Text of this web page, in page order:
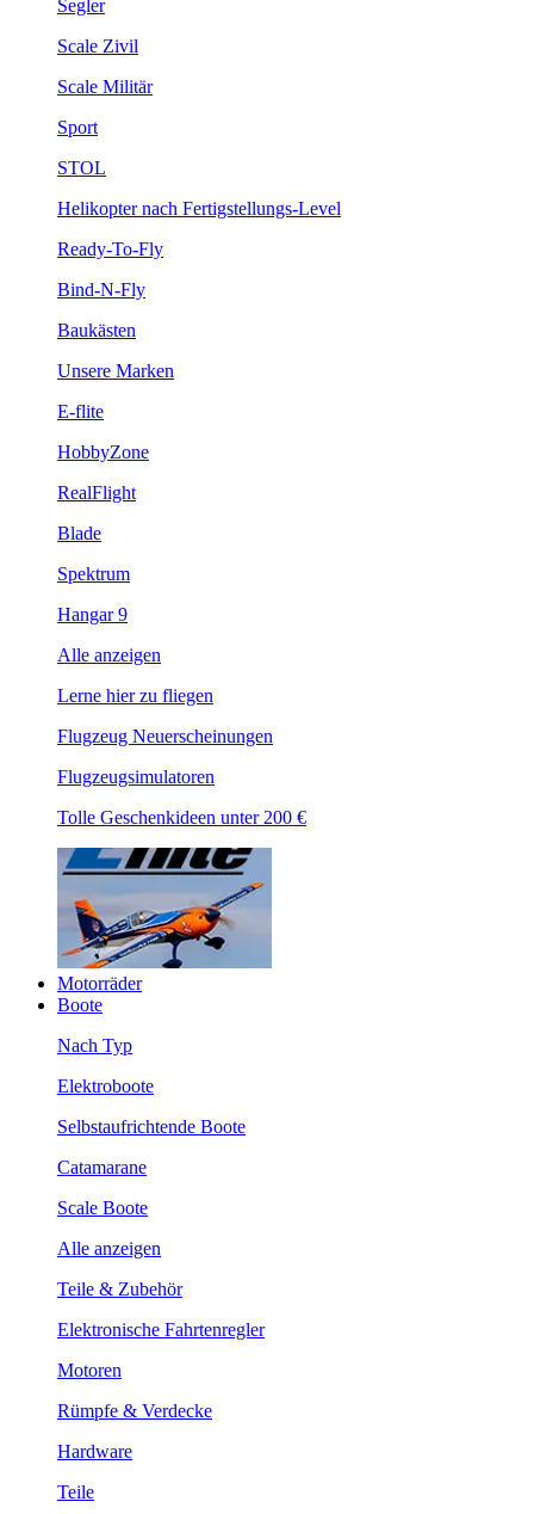
Segler
Scale Zivil
Scale Militär
Sport
STOL
Helikopter nach Fertigstellungs-Level
Ready-To-Fly
Bind-N-Fly
Baukästen
Unsere Marken
E-flite
HobbyZone
RealFlight
Blade
Spektrum
Hangar 9
Alle anzeigen
Lerne hier zu fliegen
Flugzeug Neuerscheinungen
Flugzeugsimulatoren
Tolle Geschenkideen unter 200 €
Motorräder
Boote
Nach Typ
Elektroboote
Selbstaufrichtende Boote
Catamarane
Scale Boote
Alle anzeigen
Teile & Zubehör
Elektronische Fahrtenregler
Motoren
Rümpfe & Verdecke
Hardware
Teile